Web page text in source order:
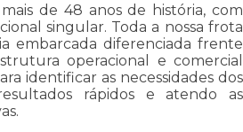
de 48 anos de história, com
singular. Toda a nossa frota
embarcada diferenciada frente
operacional e comercial
identificar as necessidades dos
rápidos e atendo as